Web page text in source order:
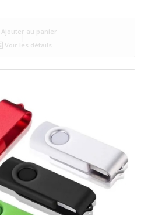
au panier
Voir les détails